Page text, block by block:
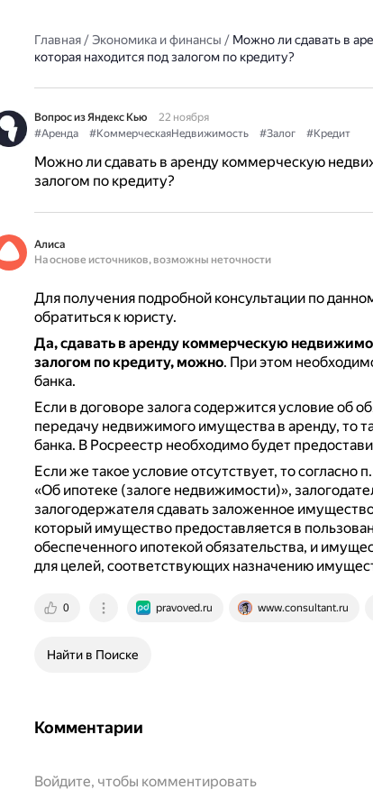
Главная/Экономика и финансы / Можно ли сдавать в
которая находится под залогом по кредиту?
Вопрос из Яндекс Кью
22 ноября
#Аренда
#КоммерческаяНедвижимость #Залог #Кредит
Можно ли сдавать в аренду коммерческую
залогом по кредиту?
Алиса
На основе источников, возможны неточности
Для получения подробной консультации по
обратиться к юристу.
Да, сдавать в аренду коммерческую
залогом по кредиту, можно. При этом
банка.
Если в договоре залога содержится условие об
передачу недвижимого имущества в аренду, то
банка. В Росреестр необходимо будет
Если же такое условие отсутствует, то
«Об ипотеке (залоге недвижимости)»,
залогодержателя сдавать заложенное
который имущество предоставляется в
обеспеченного ипотекой обязательства, и
для целей, соответствующих назначению
0 pravoved.ru www.consultant.ru
Найти в Поиске
Комментарии
Войдите, чтобы комментировать